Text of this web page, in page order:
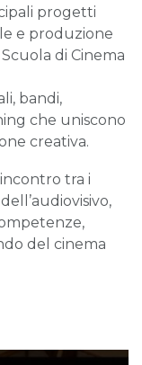
progetti
e produzione
di Cinema
bandi,
che uniscono
creativa.
tra i
del cinema